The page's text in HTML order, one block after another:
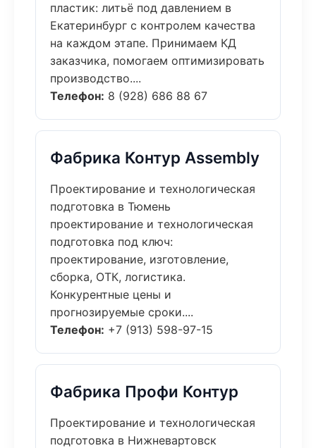
пластик: литьё под давлением в
Екатеринбург с контролем качества
на каждом этапе. Принимаем КД
заказчика, помогаем оптимизировать
производство....
Телефон: 8 (928) 686 88 67
Фабрика Контур Assembly
Проектирование и технологическая
подготовка в Тюмень
проектирование и технологическая
подготовка под ключ:
проектирование, изготовление,
сборка, ОТК, логистика.
Конкурентные цены и
прогнозируемые сроки....
Телефон: +7 (913) 598-97-15
Фабрика Профи Контур
Проектирование и технологическая
подготовка в Нижневартовск